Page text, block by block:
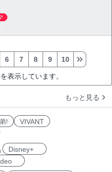
表示しています。
6 7 8 9 10
もっと見る
!
VIVANT
Disney+